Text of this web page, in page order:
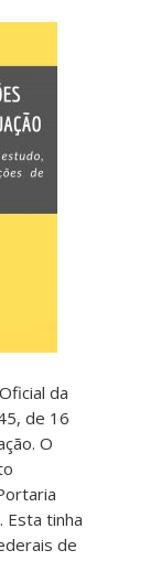
da
de 16
O
Esta tinha
de